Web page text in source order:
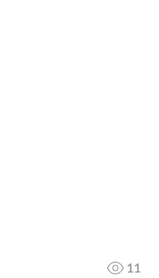
11